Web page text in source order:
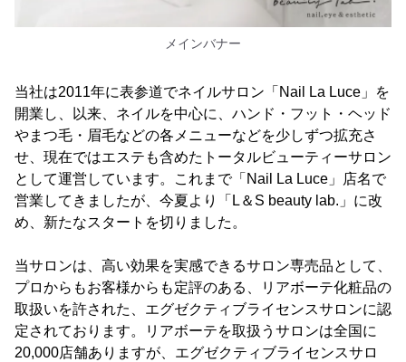
メインバナー
当社は2011年に表参道でネイルサロン「Nail La Luce」を
開業し、以来、ネイルを中心に、ハンド・フット・ヘッド
やまつ毛・眉毛などの各メニューなどを少しずつ拡充さ
せ、現在ではエステも含めたトータルビューティーサロン
として運営しています。これまで「Nail La Luce」店名で
営業してきましたが、今夏より「L＆S beauty lab.」に改
め、新たなスタートを切りました。
当サロンは、高い効果を実感できるサロン専売品として、
プロからもお客様からも定評のある、リアボーテ化粧品の
取扱いを許された、エグゼクティブライセンスサロンに認
定されております。リアボーテを取扱うサロンは全国に
20,000店舗ありますが、エグゼクティブライセンスサロ